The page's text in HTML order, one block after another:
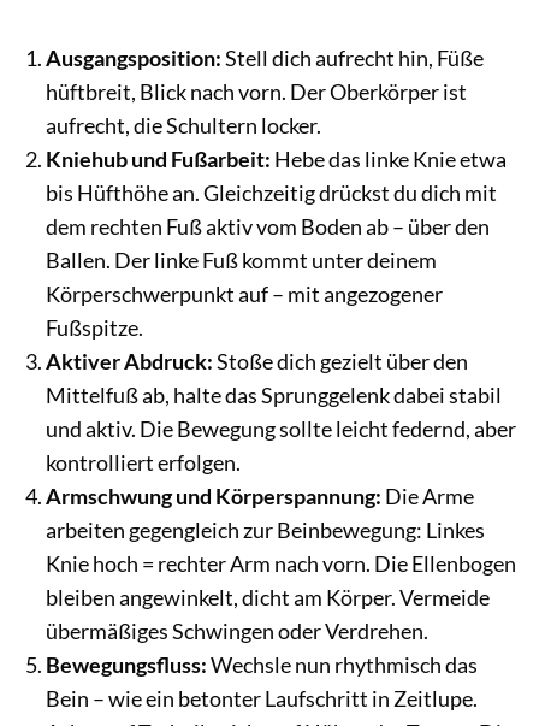
Ausgangsposition:Stell dich aufrecht hin, Füße
hüftbreit, Blick nach vorn. Der Oberkörper ist
aufrecht, die Schultern locker.
Kniehub und Fußarbeit: Hebe das linke Knie etwa
bis Hüfthöhe an. Gleichzeitig drückst du dich mit
dem rechten Fuß aktiv vom Boden ab – über den
Ballen. Der linke Fuß kommt unter deinem
Körperschwerpunkt auf – mit angezogener
Fußspitze.
Aktiver Abdruck:Stoße dich gezielt über den
Mittelfuß ab, halte das Sprunggelenk dabei stabil
und aktiv. Die Bewegung sollte leicht federnd, aber
kontrolliert erfolgen.
Armschwung und Körperspannung: Die Arme
arbeiten gegengleich zur Beinbewegung: Linkes
Knie hoch = rechter Arm nach vorn. Die Ellenbogen
bleiben angewinkelt, dicht am Körper. Vermeide
übermäßiges Schwingen oder Verdrehen.
Bewegungsfluss:Wechsle nun rhythmisch das
Bein – wie ein betonter Laufschritt in Zeitlupe.